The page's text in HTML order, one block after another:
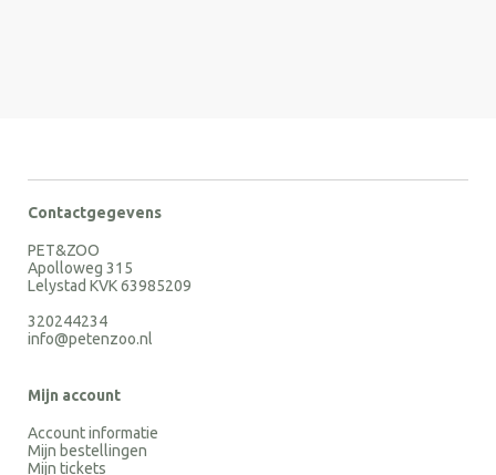
Contactgegevens
PET&ZOO
Apolloweg 315
Lelystad KVK 63985209
320244234
info@petenzoo.nl
Mijn account
Account informatie
Mijn bestellingen
Mijn tickets